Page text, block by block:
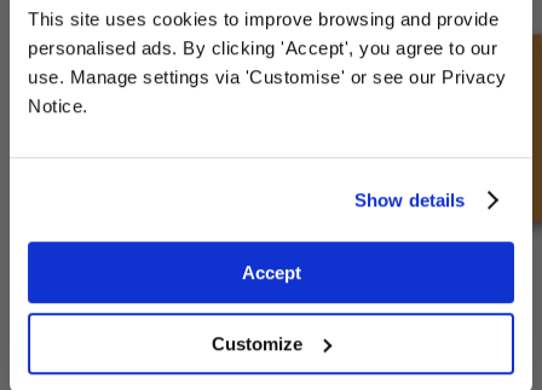
This site uses cookies to improve browsing and provide
personalised ads. By clicking 'Accept', you agree to our
use. Manage settings via 'Customise' or see our Privacy
Notice.
Show details
Accept
Customize
Diepte 2
£1.20
Snel onderzoek
Sign up for special offers and exclusive
deals
privacy policy.